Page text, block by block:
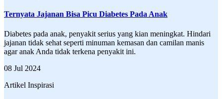
Ternyata Jajanan Bisa Picu Diabetes Pada Anak
Diabetes pada anak, penyakit serius yang kian meningkat. Hindari
jajanan tidak sehat seperti minuman kemasan dan camilan manis
agar anak Anda tidak terkena penyakit ini.
08 Jul 2024
Artikel Inspirasi